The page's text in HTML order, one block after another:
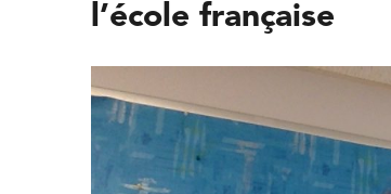
l’école française